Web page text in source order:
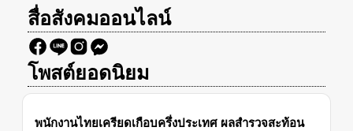
สื่อสังคมออนไลน์
โพสต์ยอดนิยม
พนักงานไทยเครียดเกือบครึ่งประเทศ ผลสำรวจสะท้อน